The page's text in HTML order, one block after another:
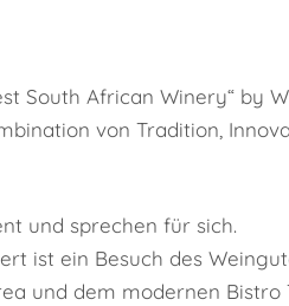
South African Winery“ by
von Tradition,
und sprechen für sich.
ist ein Besuch des
und dem modernen Bistro